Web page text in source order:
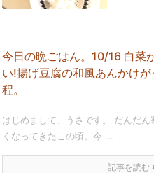
今日の晩ごはん。10/16 白菜
い!揚げ豆腐の和風あんかけ
程。
はじめまして、うさです。 だんだ
くなってきたこの頃。今 ...
記事を読む